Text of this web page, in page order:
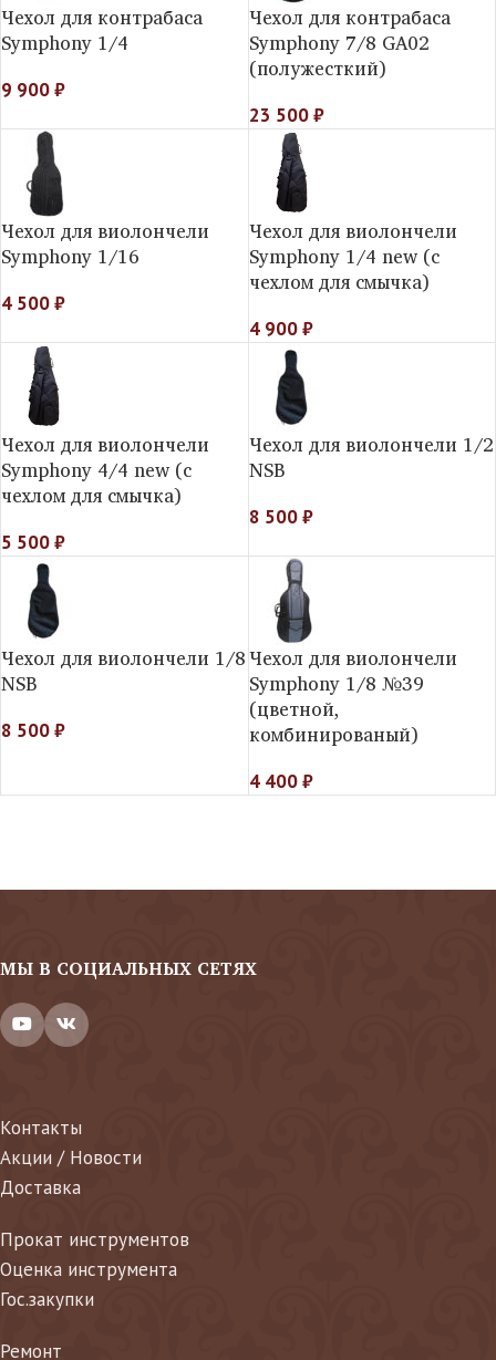
Чехол для контрабаса
Symphony 1/4
9 900₽
Чехол для контрабаса
Symphony 7/8 GA02
(полужесткий)
23 500₽
Чехол для виолончели
Symphony 1/16
4 500₽
Чехол для виолончели
Symphony 1/4 new (c
чехлом для смычка)
4 900₽
Чехол для виолончели
Symphony 4/4 new (с
чехлом для смычка)
5 500₽
Чехол для виолончели 1/2
NSB
8 500₽
Чехол для виолончели 1/8
NSB
8 500₽
Чехол для виолончели
Symphony 1/8 №39
(цветной,
комбинированый)
4 400₽
МЫ В СОЦИАЛЬНЫХ СЕТЯХ
Контакты
Акции / Новости
Доставка
Прокат инструментов
Оценка инструмента
Гос.закупки
Ремонт